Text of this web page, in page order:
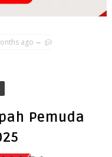
ago
Pemuda